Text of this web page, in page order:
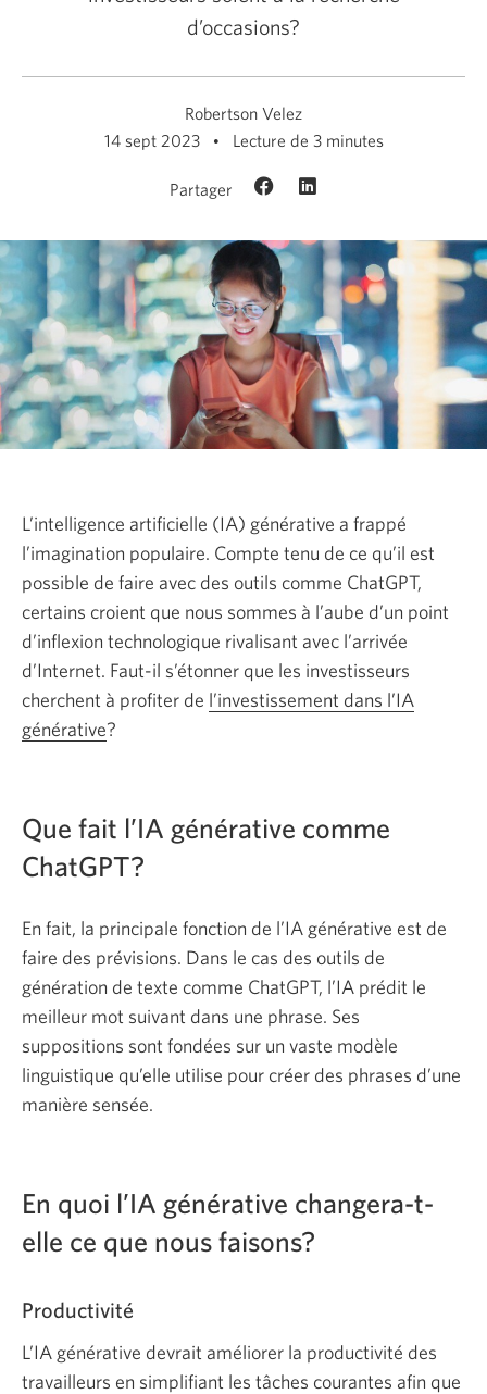
d’occasions?
Robertson Velez
14 sept 2023
Lecture de 3 minutes
Partager
L’intelligence artificielle (IA) générative a frappé
l’imagination populaire. Compte tenu de ce qu’il est
possible de faire avec des outils comme ChatGPT,
certains croient que nous sommes à l’aube d’un point
d’inflexion technologique rivalisant avec l’arrivée
d’Internet. Faut-il s’étonner que les investisseurs
cherchent à profiter de l’investissement dans l’IA
générativeUne
s’affichera.
?
Que fait l’IA générative comme
ChatGPT?
En fait, la principale fonction de l’IA générative est de
faire des prévisions. Dans le cas des outils de
génération de texte comme ChatGPT, l’IA prédit le
meilleur mot suivant dans une phrase. Ses
suppositions sont fondées sur un vaste modèle
linguistique qu’elle utilise pour créer des phrases d’une
manière sensée.
En quoi l’IA générative changera-t-
elle ce que nous faisons?
Productivité
L’IA générative devrait améliorer la productivité des
travailleurs en simplifiant les tâches courantes afin que